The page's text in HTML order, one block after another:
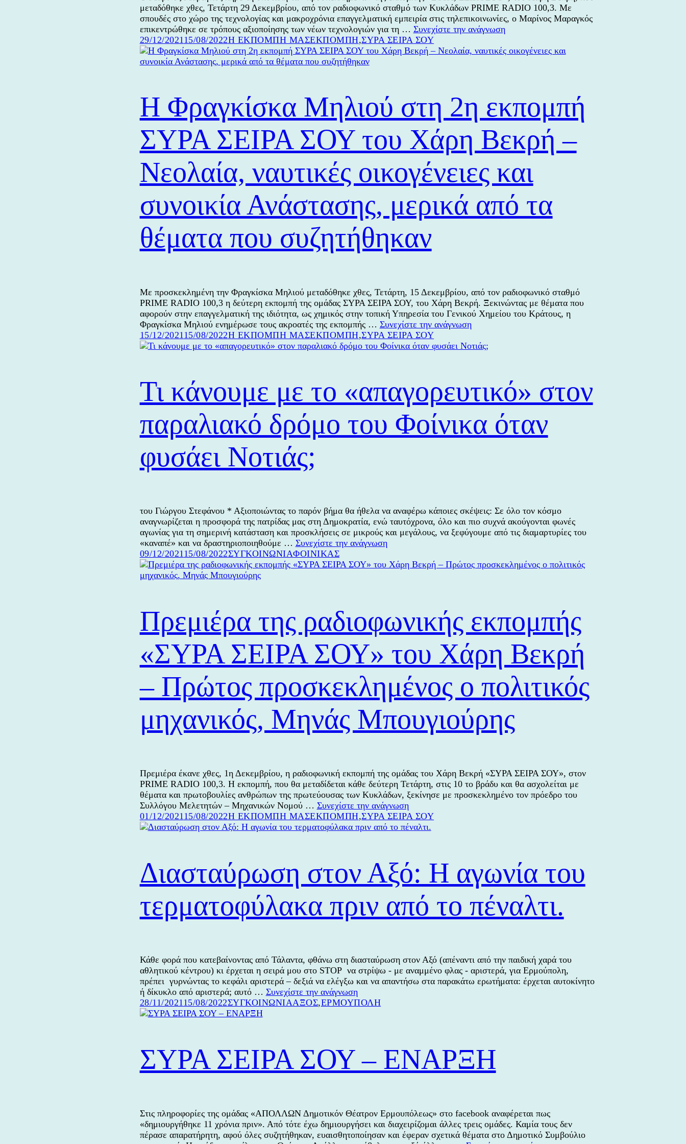
μεταδόθηκε χθες, Τετάρτη 29 Δεκεμβρίου, από τον ραδιοφωνικό σταθμό των Κυκλάδων PRIME RADIO 100,3. Με
σπουδές στο χώρο της τεχνολογίας και μακροχρόνια επαγγελματική εμπειρία στις τηλεπικοινωνίες, ο Μαρίνος Μαραγκός
επικεντρώθηκε σε τρόπους αξιοποίησης των νέων τεχνολογιών για τη … Συνεχίστε την ανάγνωσηΟ
Μαραγκός
ΣΕΙΡΑ
ΣΟΥ”
«Έξυπνες
πόλεις»,
«ψηφιακοί
νομάδες»
και
«ασφάλεια
στο
διαδίκτυο»,
μερικά
εκπομπή
του
Χάρη
Δημοσιεύτηκε
την
29/12/2021 15/08/2022Κατηγορίες
Η ΕΚΠΟΜΠΗ ΜΑΣΕτικέτες
ΕΚΠΟΜΠΗ,ΣΥΡΑ ΣΕΙΡΑ ΣΟΥ
Η Φραγκίσκα Μηλιού στη 2η εκπομπή
ΣΥΡΑ ΣΕΙΡΑ ΣΟΥ του Χάρη Βεκρή –
Νεολαία, ναυτικές οικογένειες και
συνοικία Ανάστασης, μερικά από τα
θέματα που συζητήθηκαν
Με προσκεκλημένη την Φραγκίσκα Μηλιού μεταδόθηκε χθες, Τετάρτη, 15 Δεκεμβρίου, από τον ραδιοφωνικό σταθμό
PRIME RADIO 100,3 η δεύτερη εκπομπή της ομάδας ΣΥΡΑ ΣΕΙΡΑ ΣΟΥ, του Χάρη Βεκρή. Ξεκινώντας με θέματα που
αφορούν στην επαγγελματική της ιδιότητα, ως χημικός στην τοπική Υπηρεσία του Γενικού Χημείου του Κράτους, η
Φραγκίσκα Μηλιού ενημέρωσε τους ακροατές της εκπομπής … Συνεχίστε την ανάγνωσηΗ
Μηλιού
ΣΥΡΑ
ΣΕΙΡΑ
του
Χάρη
συνοικία
Ανάστασης,
μερικά
από
που
Δημοσιεύτηκε
την
15/12/2021 15/08/2022Κατηγορίες
Η ΕΚΠΟΜΠΗ ΜΑΣΕτικέτες
ΕΚΠΟΜΠΗ,ΣΥΡΑ ΣΕΙΡΑ ΣΟΥ
Τι κάνουμε με το «απαγορευτικό» στον
παραλιακό δρόμο του Φοίνικα όταν
φυσάει Νοτιάς;
του Γιώργου Στεφάνου * Αξιοποιώντας το παρόν βήμα θα ήθελα να αναφέρω κάποιες σκέψεις: Σε όλο τον κόσμο
αναγνωρίζεται η προσφορά της πατρίδας μας στη Δημοκρατία, ενώ ταυτόχρονα, όλο και πιο συχνά ακούγονται φωνές
αγωνίας για τη σημερινή κατάσταση και προσκλήσεις σε μικρούς και μεγάλους, να ξεφύγουμε από τις διαμαρτυρίες του
«καναπέ» και να δραστηριοποιηθούμε … Συνεχίστε την ανάγνωσηΤι
με
δρόμο
του
όταν
φυσάει
Δημοσιεύτηκε
την
09/12/202115/08/2022Κατηγορίες
ΣΥΓΚΟΙΝΩΝΙΑΕτικέτες
ΦΟΙΝΙΚΑΣ
Πρεμιέρα της ραδιοφωνικής εκπομπής
«ΣΥΡΑ ΣΕΙΡΑ ΣΟΥ» του Χάρη Βεκρή
– Πρώτος προσκεκλημένος ο πολιτικός
μηχανικός, Μηνάς Μπουγιούρης
Πρεμιέρα έκανε χθες, 1η Δεκεμβρίου, η ραδιοφωνική εκπομπή της ομάδας του Χάρη Βεκρή «ΣΥΡΑ ΣΕΙΡΑ ΣΟΥ», στον
PRIME RADIO 100,3. Η εκπομπή, που θα μεταδίδεται κάθε δεύτερη Τετάρτη, στις 10 το βράδυ και θα ασχολείται με
θέματα και πρωτοβουλίες ανθρώπων της πρωτεύουσας των Κυκλάδων, ξεκίνησε με προσκεκλημένο τον πρόεδρο του
Συλλόγου Μελετητών – Μηχανικών Νομού … Συνεχίστε την ανάγνωσηΠρεμιέρα
της
ραδιοφωνικής
ΣΟΥ»
του
Βεκρή
–
πολιτικός
μηχανικός,
Μηνάς
Μπουγιούρης
Δημοσιεύτηκε
την
01/12/202115/08/2022Κατηγορίες
Η ΕΚΠΟΜΠΗ ΜΑΣΕτικέτες
ΕΚΠΟΜΠΗ,ΣΥΡΑ ΣΕΙΡΑ ΣΟΥ
Διασταύρωση στον Αξό: Η αγωνία του
τερματοφύλακα πριν από το πέναλτι.
Κάθε φορά που κατεβαίνοντας από Τάλαντα, φθάνω στη διασταύρωση στον Αξό (απέναντι από την παιδική χαρά του
αθλητικού κέντρου) κι έρχεται η σειρά μου στο STOP να στρίψω - με αναμμένο φλας - αριστερά, για Ερμούπολη,
πρέπει γυρνώντας το κεφάλι αριστερά – δεξιά να ελέγξω και να απαντήσω στα παρακάτω ερωτήματα: έρχεται αυτοκίνητο
ή δίκυκλο από αριστερά; αυτό … Συνεχίστε την ανάγνωσηΔιασταύρωση
στον
τερματοφύλακα
πριν
Δημοσιεύτηκε
την
28/11/202115/08/2022Κατηγορίες
ΣΥΓΚΟΙΝΩΝΙΑΕτικέτες
ΑΞΟΣ,ΕΡΜΟΥΠΟΛΗ
ΣΥΡΑ ΣΕΙΡΑ ΣΟΥ – ΕΝΑΡΞΗ
Στις πληροφορίες της ομάδας «ΑΠΟΛΛΩΝ Δημοτικόν Θέατρον Ερμουπόλεως» στο facebook αναφέρεται πως
«δημιουργήθηκε 11 χρόνια πριν». Από τότε έχω δημιουργήσει και διαχειρίζομαι άλλες τρεις ομάδες. Καμία τους δεν
πέρασε απαρατήρητη, αφού όλες συζητήθηκαν, ευαισθητοποίησαν και έφεραν σχετικά θέματα στο Δημοτικό Συμβούλιο